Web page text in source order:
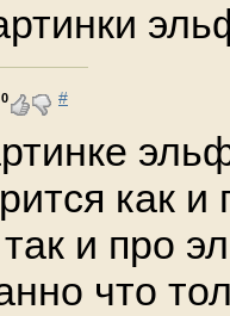
0 #
как
и про
что